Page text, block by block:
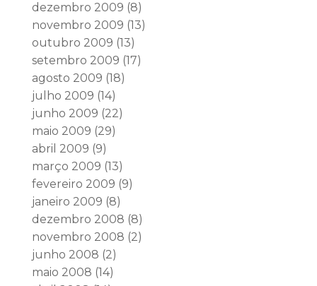
dezembro 2009 (8)
novembro 2009 (13)
outubro 2009 (13)
setembro 2009 (17)
agosto 2009 (18)
julho 2009 (14)
junho 2009 (22)
maio 2009 (29)
abril 2009 (9)
março 2009 (13)
fevereiro 2009 (9)
janeiro 2009 (8)
dezembro 2008 (8)
novembro 2008 (2)
junho 2008 (2)
maio 2008 (14)